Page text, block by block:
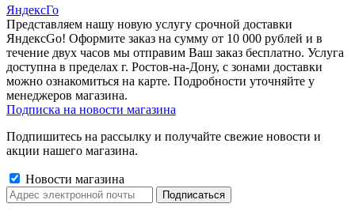
ЯндексГо
Представляем нашу новую услугу срочной доставки
ЯндексGo! Оформите заказ на сумму от 10 000 рублей и в
течение двух часов мы отправим Ваш заказ бесплатно. Услуга
доступна в пределах г. Ростов-на-Дону, с зонами доставки
можно ознакомиться на карте. Подробности уточняйте у
менеджеров магазина.
Подписка на новости магазина
Подпишитесь на рассылку и получайте свежие новости и
акции нашего магазина.
Новости магазина